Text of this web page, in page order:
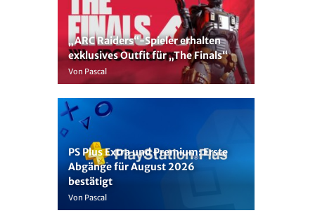
„ARC Raiders“-Spieler erhalten
exklusives Outfit für „The Finals“
Von Pascal
PS Plus Extra und Premium: Erste
Abgänge für August 2026
bestätigt
Von Pascal